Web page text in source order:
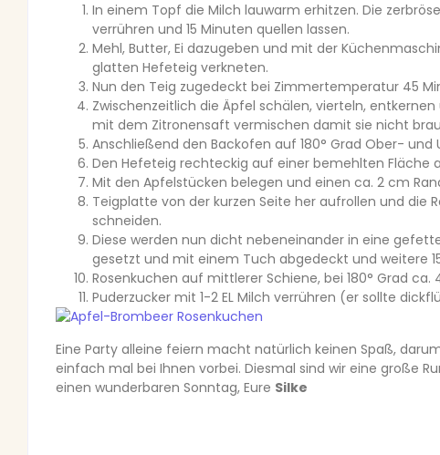
In einem Topf die Milch lauwarm erhitzen. Die
verrühren und 15 Minuten quellen lassen.
Mehl, Butter, Ei dazugeben und mit der
glatten Hefeteig verkneten.
Nun den Teig zugedeckt bei Zimmertemperatur 45
Zwischenzeitlich die Äpfel schälen, vierteln,
mit dem Zitronensaft vermischen damit sie nicht
Anschließend den Backofen auf 180° Grad Ober- und
Den Hefeteig rechteckig auf einer bemehlten
Mit den Apfelstücken belegen und einen ca. 2 cm
Teigplatte von der kurzen Seite her aufrollen und die
schneiden.
Diese werden nun dicht nebeneinander in eine
gesetzt und mit einem Tuch abgedeckt und weitere
Rosenkuchen auf mittlerer Schiene, bei 180° Grad
Puderzucker mit 1-2 EL Milch verrühren (er sollte
Eine Party alleine feiern macht natürlich keinen Spaß,
einfach mal bei Ihnen vorbei. Diesmal sind wir eine große
einen wunderbaren Sonntag, Eure Silke